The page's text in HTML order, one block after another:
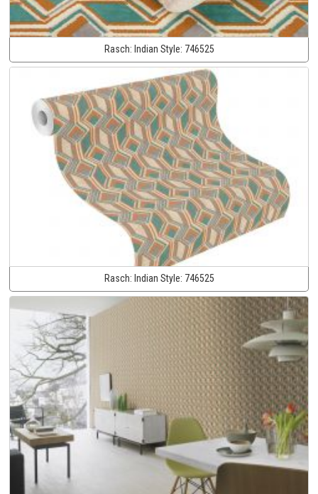
Rasch: Indian Style: 746525
Rasch: Indian Style: 746525